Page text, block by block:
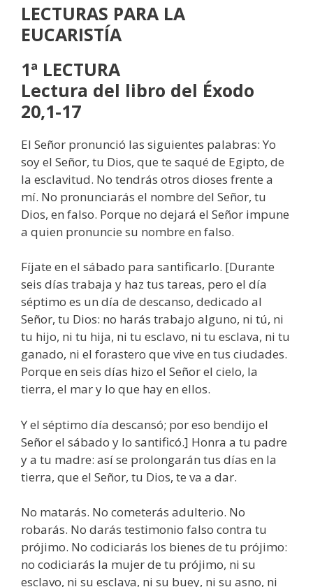
LECTURAS PARA LA
EUCARISTÍA
1ª LECTURA
Lectura del libro del Éxodo
20,1-17
El Señor pronunció las siguientes palabras: Yo
soy el Señor, tu Dios, que te saqué de Egipto, de
la esclavitud. No tendrás otros dioses frente a
mí. No pronunciarás el nombre del Señor, tu
Dios, en falso. Porque no dejará el Señor impune
a quien pronuncie su nombre en falso.
Fíjate en el sábado para santificarlo. [Durante
seis días trabaja y haz tus tareas, pero el día
séptimo es un día de descanso, dedicado al
Señor, tu Dios: no harás trabajo alguno, ni tú, ni
tu hijo, ni tu hija, ni tu esclavo, ni tu esclava, ni tu
ganado, ni el forastero que vive en tus ciudades.
Porque en seis días hizo el Señor el cielo, la
tierra, el mar y lo que hay en ellos.
Y el séptimo día descansó; por eso bendijo el
Señor el sábado y lo santificó.] Honra a tu padre
y a tu madre: así se prolongarán tus días en la
tierra, que el Señor, tu Dios, te va a dar.
No matarás. No cometerás adulterio. No
robarás. No darás testimonio falso contra tu
prójimo. No codiciarás los bienes de tu prójimo:
no codiciarás la mujer de tu prójimo, ni su
esclavo, ni su esclava, ni su buey, ni su asno, ni